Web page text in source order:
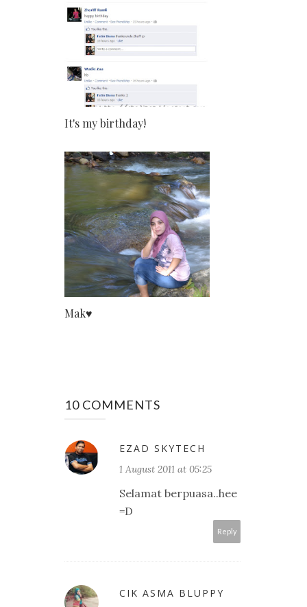
It's my birthday!
Mak♥
10 COMMENTS
EZAD SKYTECH
1 August 2011 at 05:25
Selamat berpuasa..hee
=D
Reply
CIK ASMA BLUPPY